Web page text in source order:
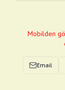
Mobilden
Email